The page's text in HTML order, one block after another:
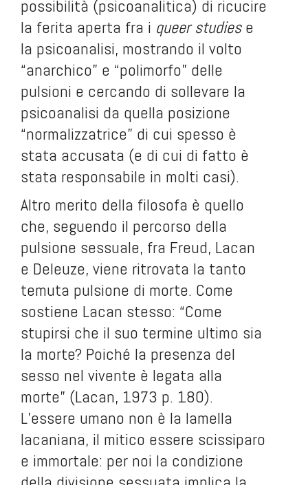
possibilità (psicoanalitica) di ricucire
la ferita aperta fra i queer studiese
la psicoanalisi, mostrando il volto
“anarchico” e “polimorfo” delle
pulsioni e cercando di sollevare la
psicoanalisi da quella posizione
“normalizzatrice” di cui spesso è
stata accusata (e di cui di fatto è
stata responsabile in molti casi).
Altro merito della filosofa è quello
che, seguendo il percorso della
pulsione sessuale, fra Freud, Lacan
e Deleuze, viene ritrovata la tanto
temuta pulsione di morte. Come
sostiene Lacan stesso: “Come
stupirsi che il suo termine ultimo sia
la morte? Poiché la presenza del
sesso nel vivente è legata alla
morte” (Lacan, 1973 p. 180).
L’essere umano non è la lamella
lacaniana, il mitico essere scissiparo
e immortale: per noi la condizione